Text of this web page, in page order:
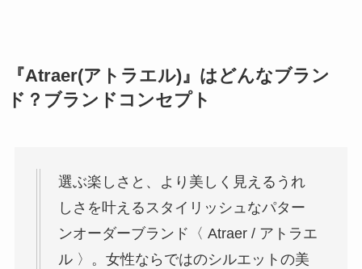
『Atraer(アトラエル)』はどんなブラン
ド？ブランドコンセプト
選ぶ楽しさと、より美しく見えるうれ
しさを叶えるスタイリッシュなパター
ンオーダーブランド〈 Atraer / アトラエ
ル 〉。女性ならではのシルエットの美